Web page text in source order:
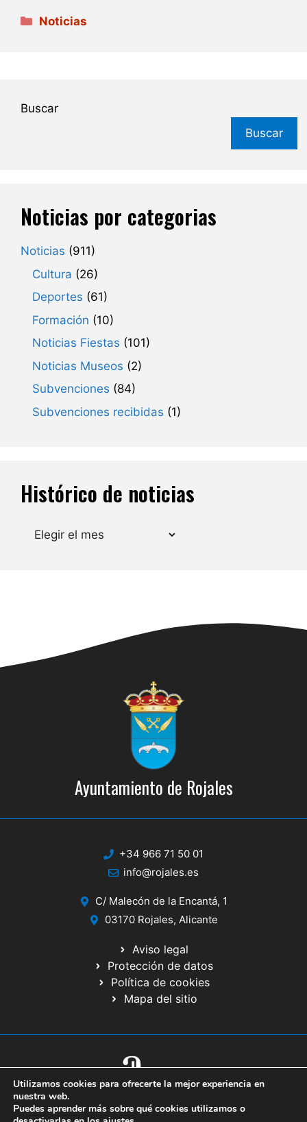
Categorías
Noticias
Buscar
Buscar
Noticias por categorias
Noticias (911)
Cultura (26)
Deportes (61)
Formación (10)
Noticias Fiestas (101)
Noticias Museos (2)
Subvenciones (84)
Subvenciones recibidas (1)
Histórico de noticias
Archivos
Ayuntamiento de Rojales
+34 966 71 50 01
info@rojales.es
C/ Malecón de la Encantá, 1
03170 Rojales, Alicante
Aviso legal
Protección de datos
Política de cookies
Mapa del sitio
© 2020 Web desarrollada por el Servicio de Informática de Diputación
de Alicante
Utilizamos cookies para ofrecerte la mejor experiencia en
nuestra web.
Puedes aprender más sobre qué cookies utilizamos o